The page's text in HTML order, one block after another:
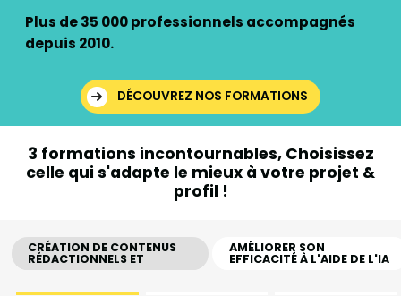
Plus de 35 000 professionnels accompagnés
depuis 2010.
DÉCOUVREZ NOS FORMATIONS
3 formations incontournables, Choisissez
celle qui s'adapte le mieux à votre projet &
profil !
CRÉATION DE CONTENUS
RÉDACTIONNELS ET
AMÉLIORER SON
EFFICACITÉ À L'AIDE DE L'IA